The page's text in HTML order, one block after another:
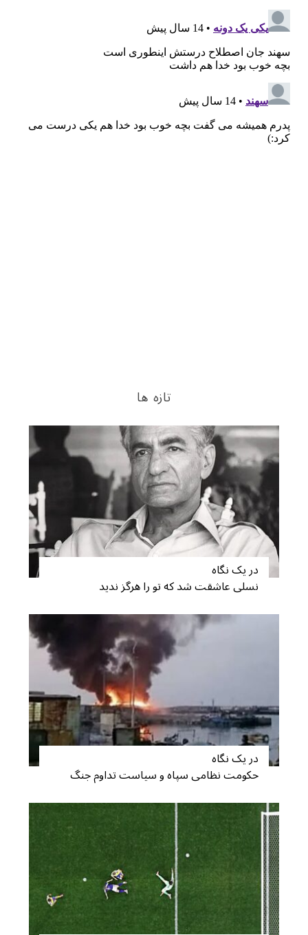
تازه ها
در یک نگاه
نسلی عاشقت شد که تو را هرگز ندید
در یک نگاه
حکومت نظامی سپاه و سیاست تداوم جنگ
S
e
a
r
h
o
: